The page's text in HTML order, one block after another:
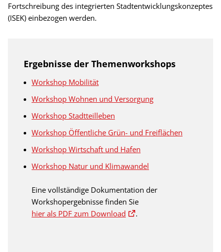
Fortschreibung des integrierten Stadtentwicklungskonzeptes
(ISEK) einbezogen werden.
Ergebnisse der Themenworkshops
Workshop Mobilität
Workshop Wohnen und Versorgung
Workshop Stadtteilleben
Workshop Öffentliche Grün- und Freiflächen
Workshop Wirtschaft und Hafen
Workshop Natur und Klimawandel
Eine vollständige Dokumentation der
Workshopergebnisse finden Sie
hier als PDF zum Download
.